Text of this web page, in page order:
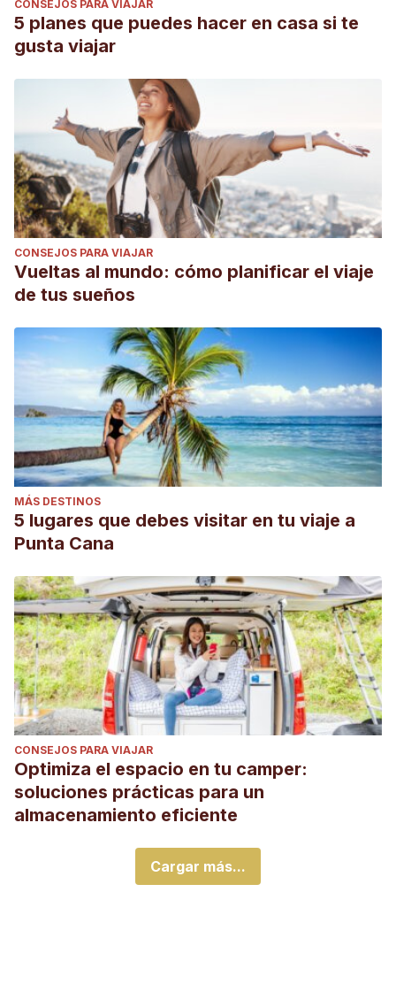
CONSEJOS PARA VIAJAR
5 planes que puedes hacer en casa si te
gusta viajar
CONSEJOS PARA VIAJAR
Vueltas al mundo: cómo planificar el viaje
de tus sueños
MÁS DESTINOS
5 lugares que debes visitar en tu viaje a
Punta Cana
CONSEJOS PARA VIAJAR
Optimiza el espacio en tu camper:
soluciones prácticas para un
almacenamiento eficiente
Cargar más...